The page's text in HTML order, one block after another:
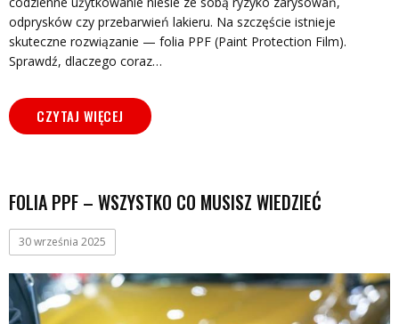
odprysków czy przebarwień lakieru. Na szczęście istnieje
skuteczne rozwiązanie — folia PPF (Paint Protection Film).
Sprawdź, dlaczego coraz…
CZYTAJ WIĘCEJ
FOLIA PPF – WSZYSTKO CO MUSISZ WIEDZIEĆ
30 września 2025